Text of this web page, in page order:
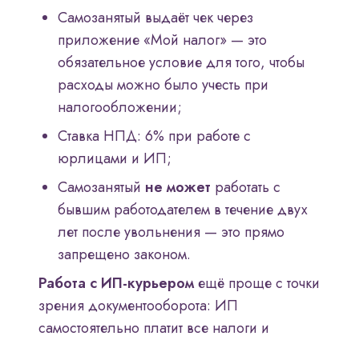
Самозанятый выдаёт чек через
приложение «Мой налог» — это
обязательное условие для того, чтобы
расходы можно было учесть при
налогообложении;
Ставка НПД: 6% при работе с
юрлицами и ИП;
Самозанятый не может работать с
бывшим работодателем в течение двух
лет после увольнения — это прямо
запрещено законом.
Работа с ИП-курьеромещё проще с точки
зрения документооборота: ИП
самостоятельно платит все налоги и